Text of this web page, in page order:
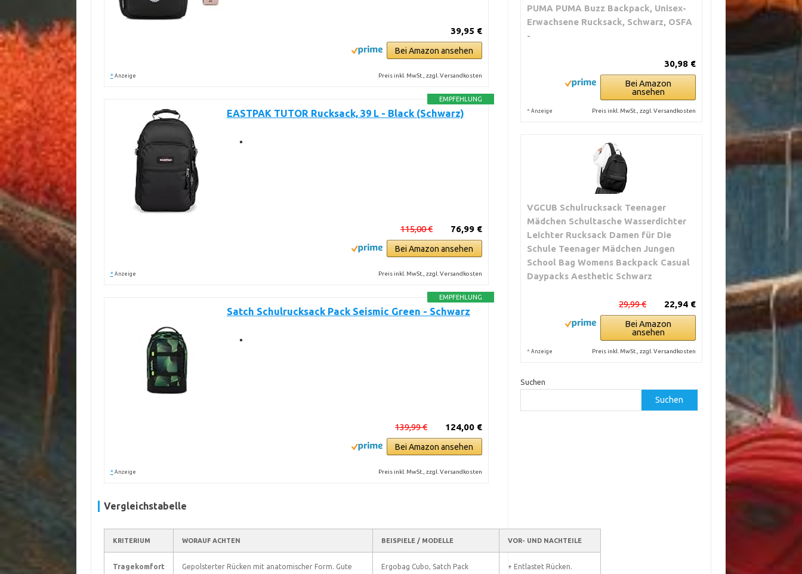
39,95 €
Bei Amazon ansehen
* Anzeige Preis inkl. MwSt., zzgl. Versandkosten
EMPFEHLUNG
EASTPAK TUTOR Rucksack, 39 L - Black (Schwarz)
76,99 €
115,00 €
Bei Amazon ansehen
* Anzeige Preis inkl. MwSt., zzgl. Versandkosten
EMPFEHLUNG
Satch Schulrucksack Pack Seismic Green - Schwarz
124,00 €
139,99 €
Bei Amazon ansehen
* Anzeige Preis inkl. MwSt., zzgl. Versandkosten
Vergleichstabelle
KRITERIUM WORAUF ACHTEN BEISPIELE / MODELLE VOR- UND NACHTEILE
Tragekomfort
Gepolsterter Rücken mit anatomischer Form. Gute
Ergobag Cubo, Satch Pack
+ Entlastet Rücken.
PUMA PUMA Buzz Backpack, Unisex-
Erwachsene Rucksack, Schwarz, OSFA
-
30,98 €
Bei Amazon
ansehen
* Anzeige Preis inkl. MwSt., zzgl. Versandkosten
VGCUB Schulrucksack Teenager
Mädchen Schultasche Wasserdichter
Leichter Rucksack Damen für Die
Schule Teenager Mädchen Jungen
School Bag Womens Backpack Casual
Daypacks Aesthetic Schwarz
22,94 €
29,99 €
Bei Amazon
ansehen
* Anzeige Preis inkl. MwSt., zzgl. Versandkosten
Suchen
Suchen